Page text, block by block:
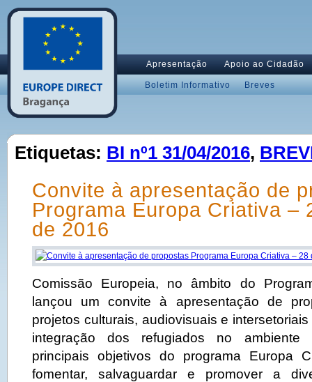
Apresentação Apoio ao Cidadão
Boletim Informativo Breves
Etiquetas: BI nº1 31/04/2016,
Convite à apresentação de
Programa Europa Criativa –
de 2016
Comissão Europeia, no âmbito do
lançou um convite à apresentação de
projetos culturais, audiovisuais e
integração dos refugiados no ambiente
principais objetivos do programa Europa
fomentar, salvaguardar e promover a